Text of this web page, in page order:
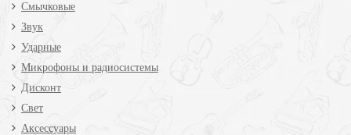
Смычковые
Звук
Ударные
Микрофоны и радиосистемы
Дисконт
Свет
Аксессуары